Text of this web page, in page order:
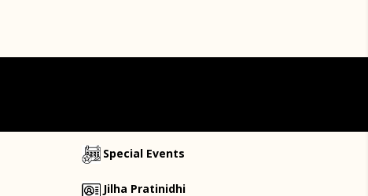
Special Events
Jilha Pratinidhi